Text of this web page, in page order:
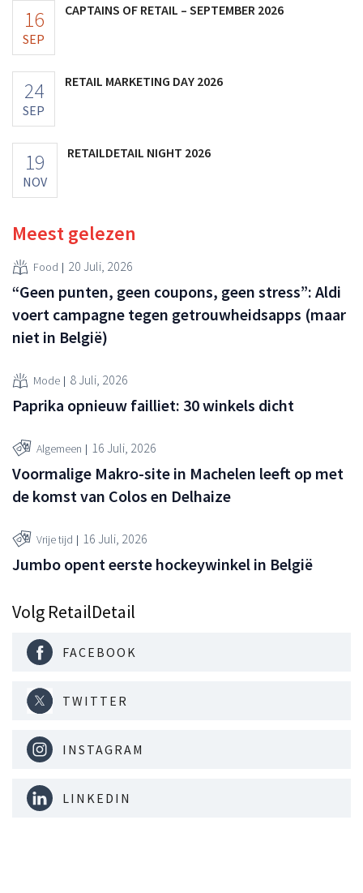
16
SEP
CAPTAINS OF RETAIL – SEPTEMBER 2026
24
SEP
RETAIL MARKETING DAY 2026
19
NOV
RETAILDETAIL NIGHT 2026
Meest gelezen
Food 20 Juli, 2026
“Geen punten, geen coupons, geen stress”: Aldi
voert campagne tegen getrouwheidsapps (maar
niet in België)
Mode 8 Juli, 2026
Paprika opnieuw failliet: 30 winkels dicht
Algemeen 16 Juli, 2026
Voormalige Makro-site in Machelen leeft op met
de komst van Colos en Delhaize
Vrije tijd 16 Juli, 2026
Jumbo opent eerste hockeywinkel in België
Volg RetailDetail
FACEBOOK
TWITTER
INSTAGRAM
LINKEDIN